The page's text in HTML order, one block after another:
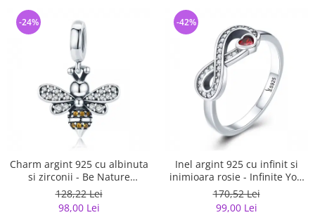
Charm argint 925 cu albinuta
si zirconii - Be Nature
PST0143
128,22 Lei
98,00 Lei
-24%
Inel argint 925 cu infinit si
inimioara rosie - Infinite You
IST0062
170,52 Lei
99,00 Lei
-42%